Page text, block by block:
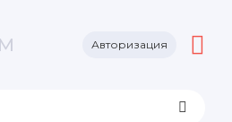
Авторизация